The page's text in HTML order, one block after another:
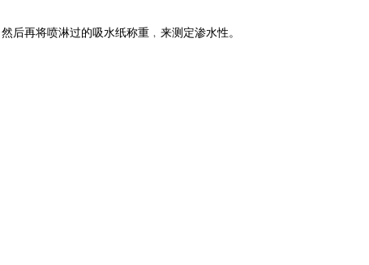
后再将喷淋过的吸水纸称重﹐来测定渗水性。